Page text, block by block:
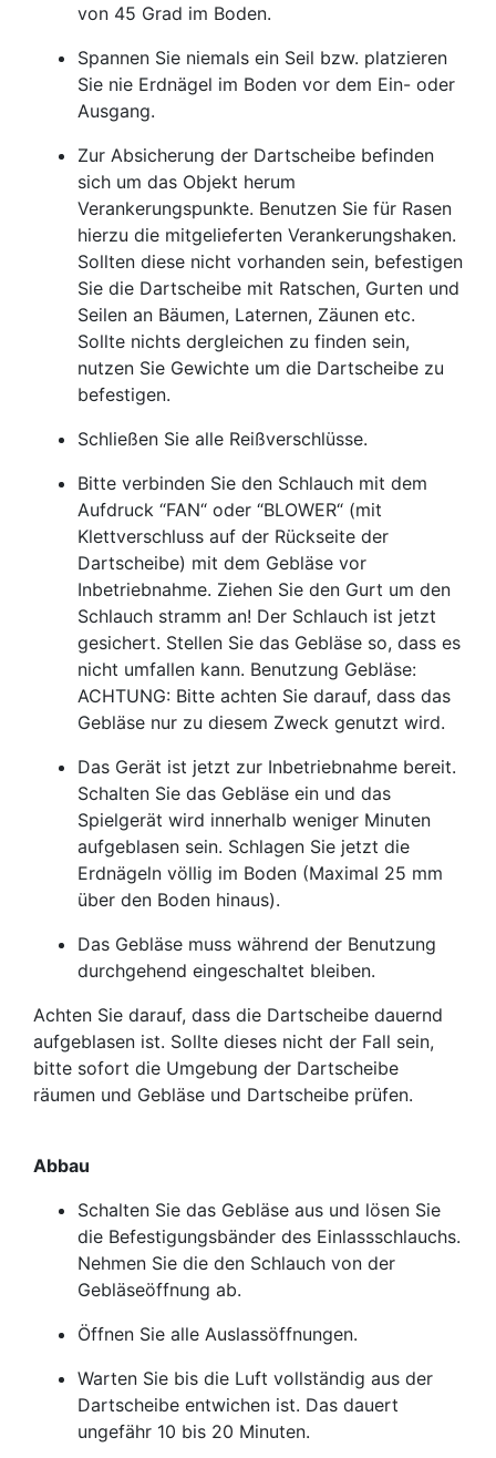
von 45 Grad im Boden.
Spannen Sie niemals ein Seil bzw. platzieren
Sie nie Erdnägel im Boden vor dem Ein- oder
Ausgang.
Zur Absicherung der Dartscheibe befinden
sich um das Objekt herum
Verankerungspunkte. Benutzen Sie für Rasen
hierzu die mitgelieferten Verankerungshaken.
Sollten diese nicht vorhanden sein, befestigen
Sie die Dartscheibe mit Ratschen, Gurten und
Seilen an Bäumen, Laternen, Zäunen etc.
Sollte nichts dergleichen zu finden sein,
nutzen Sie Gewichte um die Dartscheibe zu
befestigen.
Schließen Sie alle Reißverschlüsse.
Bitte verbinden Sie den Schlauch mit dem
Aufdruck “FAN“ oder “BLOWER“ (mit
Klettverschluss auf der Rückseite der
Dartscheibe) mit dem Gebläse vor
Inbetriebnahme. Ziehen Sie den Gurt um den
Schlauch stramm an! Der Schlauch ist jetzt
gesichert. Stellen Sie das Gebläse so, dass es
nicht umfallen kann. Benutzung Gebläse:
ACHTUNG: Bitte achten Sie darauf, dass das
Gebläse nur zu diesem Zweck genutzt wird.
Das Gerät ist jetzt zur Inbetriebnahme bereit.
Schalten Sie das Gebläse ein und das
Spielgerät wird innerhalb weniger Minuten
aufgeblasen sein. Schlagen Sie jetzt die
Erdnägeln völlig im Boden (Maximal 25 mm
über den Boden hinaus).
Das Gebläse muss während der Benutzung
durchgehend eingeschaltet bleiben.
Achten Sie darauf, dass die Dartscheibe dauernd
aufgeblasen ist. Sollte dieses nicht der Fall sein,
bitte sofort die Umgebung der Dartscheibe
räumen und Gebläse und Dartscheibe prüfen.
Abbau
Schalten Sie das Gebläse aus und lösen Sie
die Befestigungsbänder des Einlassschlauchs.
Nehmen Sie die den Schlauch von der
Gebläseöffnung ab.
Öffnen Sie alle Auslassöffnungen.
Warten Sie bis die Luft vollständig aus der
Dartscheibe entwichen ist. Das dauert
ungefähr 10 bis 20 Minuten.